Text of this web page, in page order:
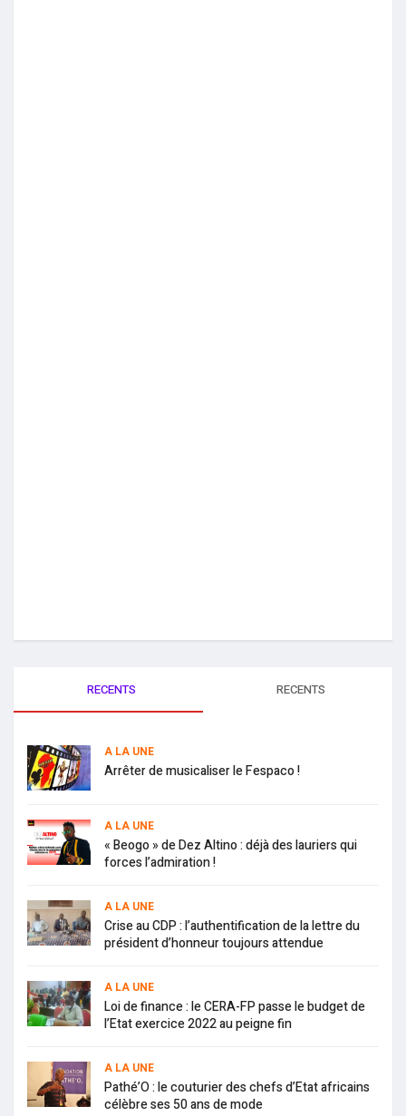
RECENTS RECENTS
A LA UNE
Arrêter de musicaliser le Fespaco !
A LA UNE
« Beogo » de Dez Altino : déjà des lauriers qui
forces l’admiration !
A LA UNE
Crise au CDP : l’authentification de la lettre du
président d’honneur toujours attendue
A LA UNE
Loi de finance : le CERA-FP passe le budget de
l’Etat exercice 2022 au peigne fin
A LA UNE
Pathé’O : le couturier des chefs d’Etat africains
célèbre ses 50 ans de mode